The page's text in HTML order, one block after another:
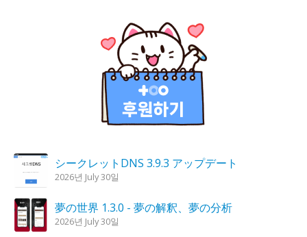
シークレットDNS 3.9.3 アップデート
2026년 July 30일
夢の世界 1.3.0 - 夢の解釈、夢の分析
2026년 July 30일